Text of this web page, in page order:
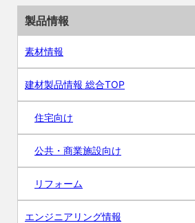
製品情報
素材情報
建材製品情報 総合TOP
住宅向け
公共・商業施設向け
リフォーム
エンジニアリング情報